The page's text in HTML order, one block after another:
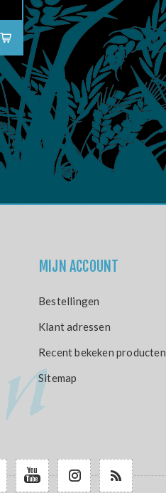
MIJN ACCOUNT
Bestellingen
Klant adressen
Recent bekeken producten
Sitemap